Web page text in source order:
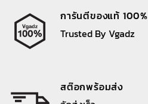
การันตีของแท้ 100%
Trusted By Vgadz
สต๊อกพร้อมส่ง